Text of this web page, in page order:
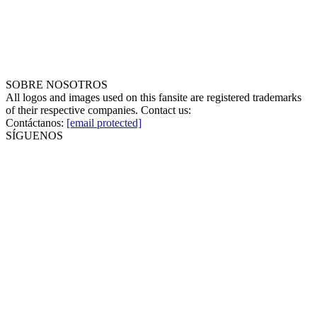
SOBRE NOSOTROS
All logos and images used on this fansite are registered trademarks
of their respective companies. Contact us:
Contáctanos: [email protected]
SÍGUENOS